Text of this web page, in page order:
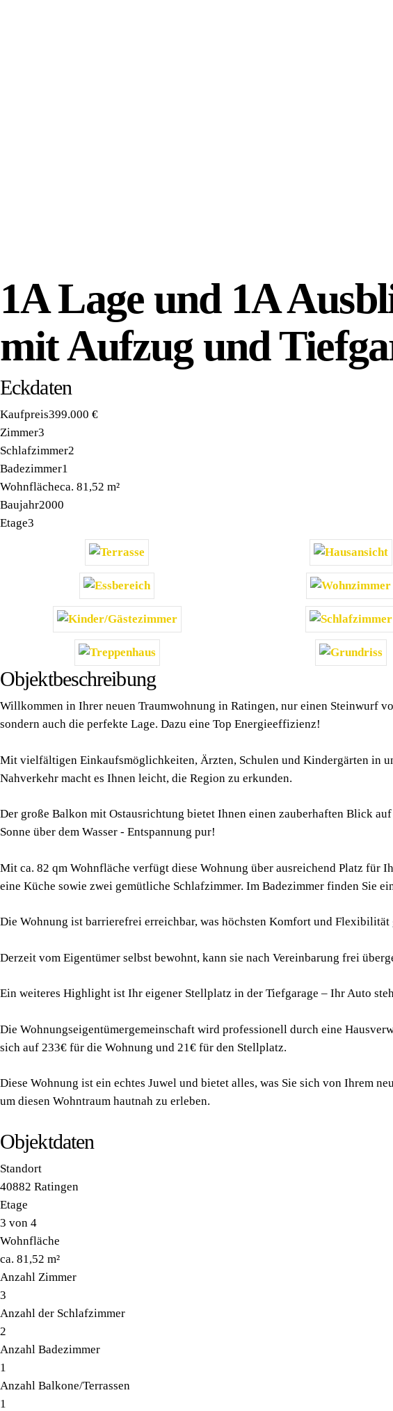
1A Lage und 1A
mit Aufzug und
Eckdaten
Kaufpreis399.000 €
Zimmer3
Schlafzimmer2
Badezimmer1
Wohnflächeca. 81,52 m²
Baujahr2000
Etage3
Objektbeschreibung
Willkommen in Ihrer neuen Traumwohnung in Ratingen, nur einen Steinwurf
sondern auch die perfekte Lage. Dazu eine Top Energieeffizienz!
Mit vielfältigen Einkaufsmöglichkeiten, Ärzten, Schulen und Kindergärten in
Nahverkehr macht es Ihnen leicht, die Region zu erkunden.
Der große Balkon mit Ostausrichtung bietet Ihnen einen zauberhaften Blick
Sonne über dem Wasser - Entspannung pur!
Mit ca. 82 qm Wohnfläche verfügt diese Wohnung über ausreichend Platz für
eine Küche sowie zwei gemütliche Schlafzimmer. Im Badezimmer finden Sie
Die Wohnung ist barrierefrei erreichbar, was höchsten Komfort und Flexibilität
Derzeit vom Eigentümer selbst bewohnt, kann sie nach Vereinbarung frei
Ein weiteres Highlight ist Ihr eigener Stellplatz in der Tiefgarage – Ihr Auto
Die Wohnungseigentümergemeinschaft wird professionell durch eine
sich auf 233€ für die Wohnung und 21€ für den Stellplatz.
Diese Wohnung ist ein echtes Juwel und bietet alles, was Sie sich von Ihrem
um diesen Wohntraum hautnah zu erleben.
Objektdaten
Standort
40882 Ratingen
Etage
3 von 4
Wohnfläche
ca. 81,52 m²
Anzahl Zimmer
3
Anzahl der Schlafzimmer
2
Anzahl Badezimmer
1
Anzahl Balkone/Terrassen
1